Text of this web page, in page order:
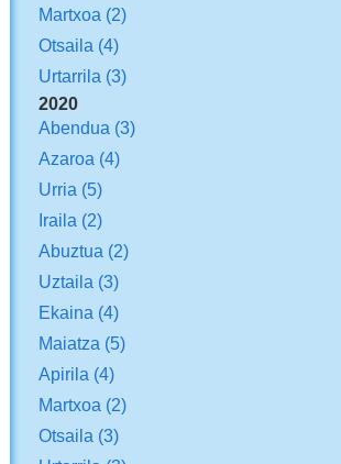
Martxoa (2)
Otsaila (4)
Urtarrila (3)
2020
Abendua (3)
Azaroa (4)
Urria (5)
Iraila (2)
Abuztua (2)
Uztaila (3)
Ekaina (4)
Maiatza (5)
Apirila (4)
Martxoa (2)
Otsaila (3)